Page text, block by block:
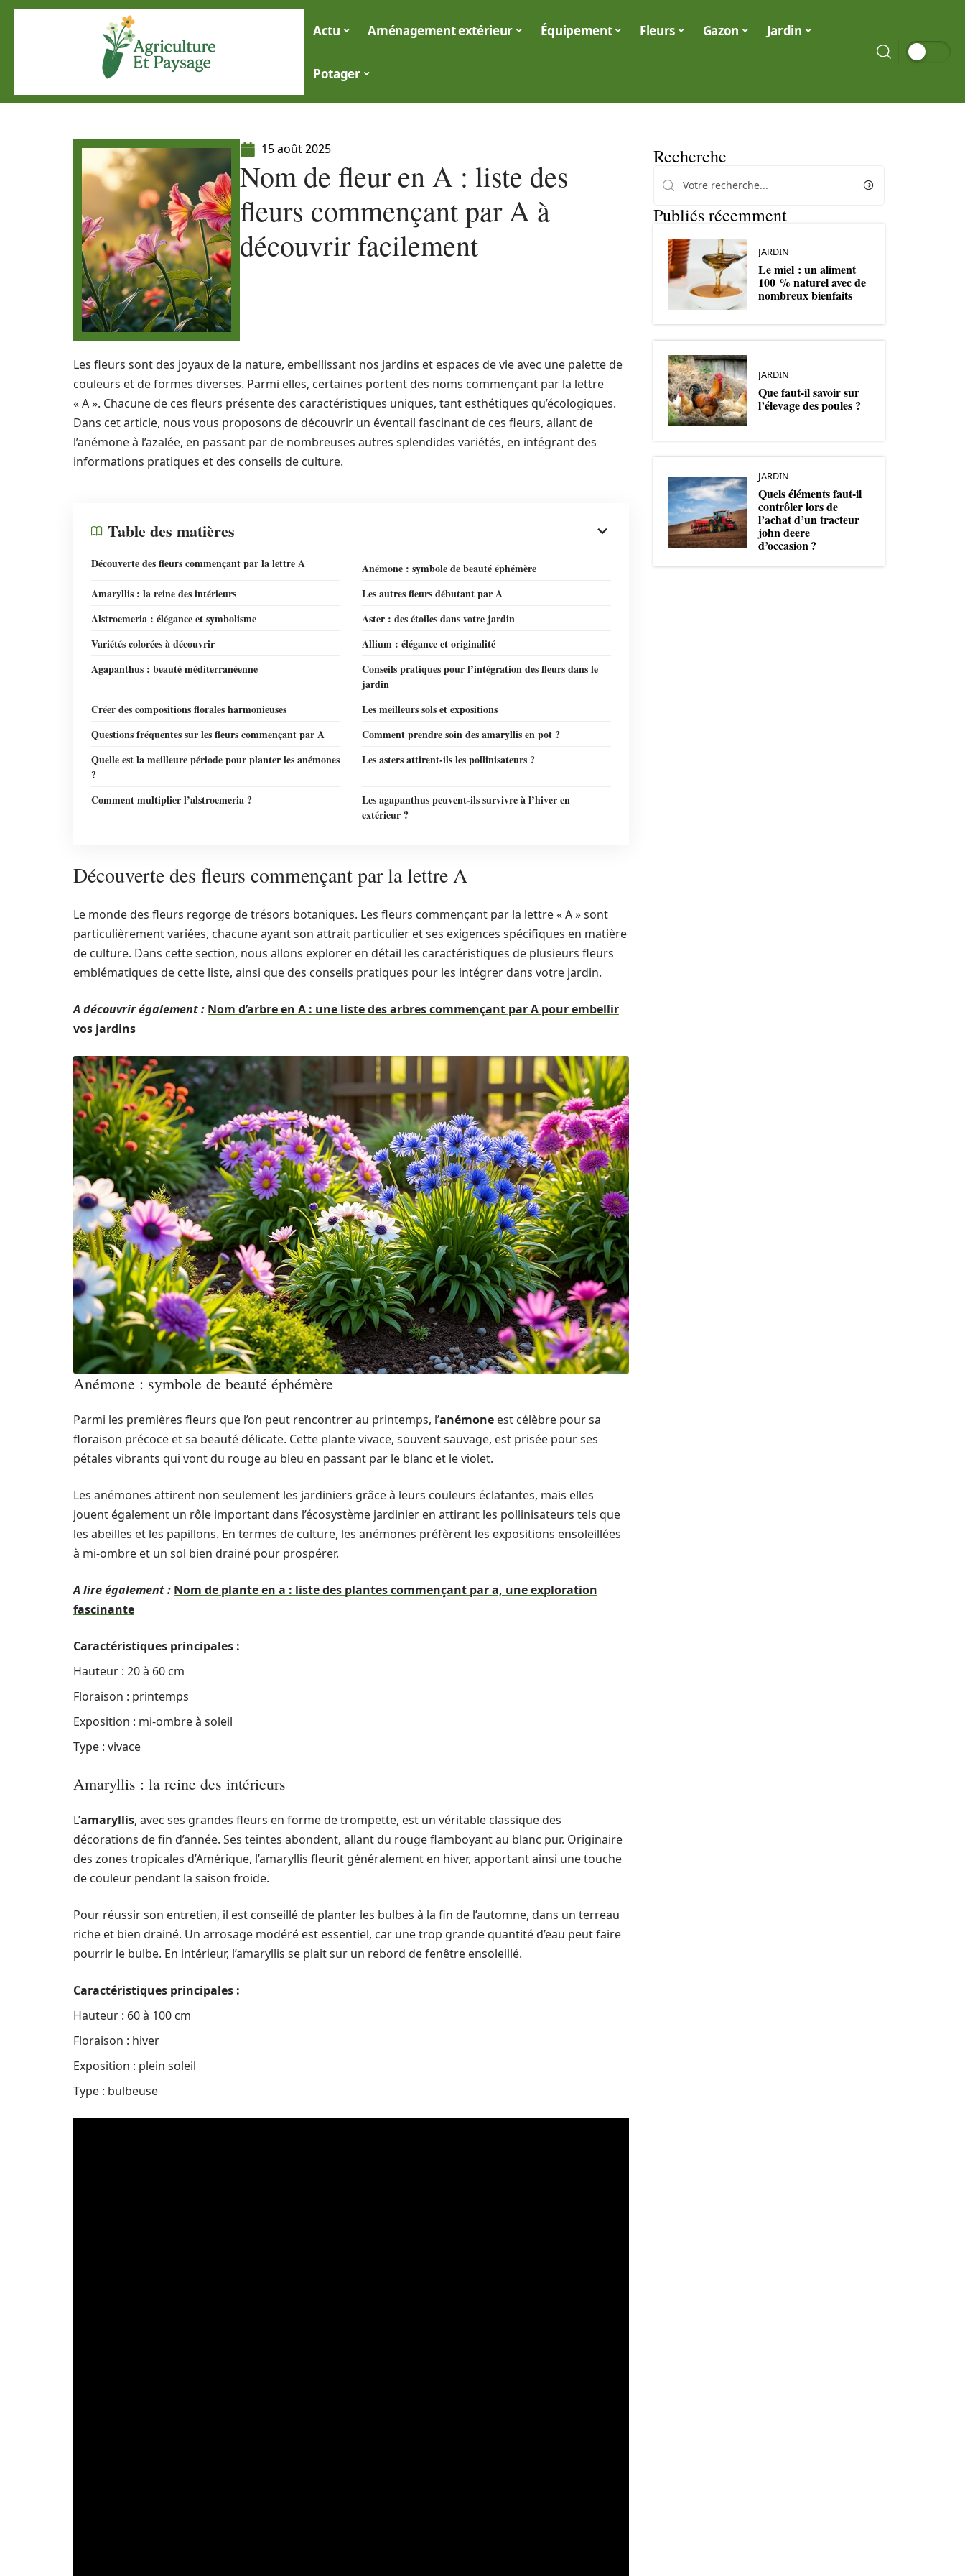
Actu Aménagement extérieur Équipement Fleurs Gazon Jardin
Potager
15 août 2025
Nom de fleur en A : liste des
fleurs commençant par A à
découvrir facilement
Les fleurs sont des joyaux de la nature, embellissant nos jardins et espaces de vie avec une palette de
couleurs et de formes diverses. Parmi elles, certaines portent des noms commençant par la lettre
« A ». Chacune de ces fleurs présente des caractéristiques uniques, tant esthétiques qu’écologiques.
Dans cet article, nous vous proposons de découvrir un éventail fascinant de ces fleurs, allant de
l’anémone à l’azalée, en passant par de nombreuses autres splendides variétés, en intégrant des
informations pratiques et des conseils de culture.
Table des matières
Découverte des fleurs commençant par la lettre A
Anémone : symbole de beauté éphémère
Amaryllis : la reine des intérieurs
Les autres fleurs débutant par A
Alstroemeria : élégance et symbolisme
Aster : des étoiles dans votre jardin
Variétés colorées à découvrir
Allium : élégance et originalité
Agapanthus : beauté méditerranéenne
Conseils pratiques pour l’intégration des fleurs dans le
jardin
Créer des compositions florales harmonieuses
Les meilleurs sols et expositions
Questions fréquentes sur les fleurs commençant par A
Comment prendre soin des amaryllis en pot ?
Quelle est la meilleure période pour planter les anémones
?
Les asters attirent-ils les pollinisateurs ?
Comment multiplier l’alstroemeria ?
Les agapanthus peuvent-ils survivre à l’hiver en
extérieur ?
Découverte des fleurs commençant par la lettre A
Le monde des fleurs regorge de trésors botaniques. Les fleurs commençant par la lettre « A » sont
particulièrement variées, chacune ayant son attrait particulier et ses exigences spécifiques en matière
de culture. Dans cette section, nous allons explorer en détail les caractéristiques de plusieurs fleurs
emblématiques de cette liste, ainsi que des conseils pratiques pour les intégrer dans votre jardin.
A découvrir également : Nom d’arbre en A : une liste des arbres commençant par A pour embellir
vos jardins
Anémone : symbole de beauté éphémère
Parmi les premières fleurs que l’on peut rencontrer au printemps, l’anémone est célèbre pour sa
floraison précoce et sa beauté délicate. Cette plante vivace, souvent sauvage, est prisée pour ses
pétales vibrants qui vont du rouge au bleu en passant par le blanc et le violet.
Les anémones attirent non seulement les jardiniers grâce à leurs couleurs éclatantes, mais elles
jouent également un rôle important dans l’écosystème jardinier en attirant les pollinisateurs tels que
les abeilles et les papillons. En termes de culture, les anémones préfèrent les expositions ensoleillées
à mi-ombre et un sol bien drainé pour prospérer.
A lire également : Nom de plante en a : liste des plantes commençant par a, une exploration
fascinante
Caractéristiques principales :
Hauteur : 20 à 60 cm
Floraison : printemps
Exposition : mi-ombre à soleil
Type : vivace
Amaryllis : la reine des intérieurs
L’amaryllis, avec ses grandes fleurs en forme de trompette, est un véritable classique des
décorations de fin d’année. Ses teintes abondent, allant du rouge flamboyant au blanc pur. Originaire
des zones tropicales d’Amérique, l’amaryllis fleurit généralement en hiver, apportant ainsi une touche
de couleur pendant la saison froide.
Pour réussir son entretien, il est conseillé de planter les bulbes à la fin de l’automne, dans un terreau
riche et bien drainé. Un arrosage modéré est essentiel, car une trop grande quantité d’eau peut faire
pourrir le bulbe. En intérieur, l’amaryllis se plait sur un rebord de fenêtre ensoleillé.
Caractéristiques principales :
Hauteur : 60 à 100 cm
Floraison : hiver
Exposition : plein soleil
Type : bulbeuse
Recherche
Publiés récemment
JARDIN
Le miel : un aliment
100 % naturel avec de
nombreux bienfaits
JARDIN
Que faut-il savoir sur
l’élevage des poules ?
JARDIN
Quels éléments faut-il
contrôler lors de
l’achat d’un tracteur
john deere
d’occasion ?